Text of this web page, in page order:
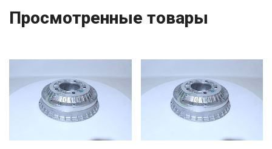
Просмотренные товары